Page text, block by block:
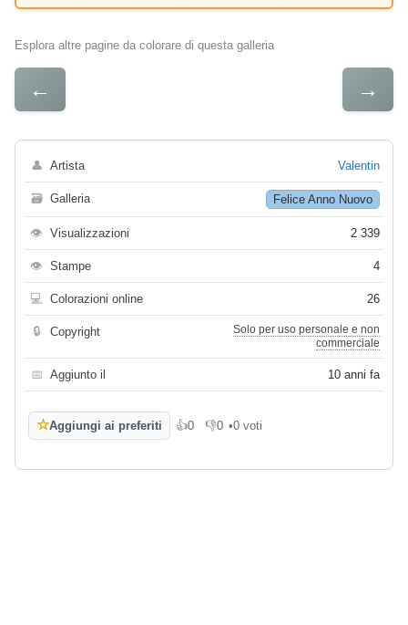
Esplora altre pagine da colorare di questa galleria
← →
👤 Artista Valentin
🗃 Galleria Felice Anno Nuovo
👁 Visualizzazioni 2 339
👁 Stampe 4
💻 Colorazioni online 26
🔒 Copyright
Solo per uso personale e non
commerciale
📅 Aggiunto il 10 anni fa
☆Aggiungi ai preferiti 👍0
Mi piace
👎0
Non mi piace
•0 voti